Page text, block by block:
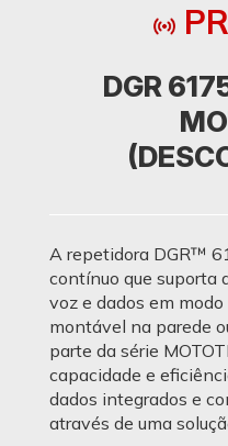
DGR
A repetidora DGR™
contínuo que suporta
voz e dados em
montável na parede
parte da série
capacidade e
dados integrados e
através de uma